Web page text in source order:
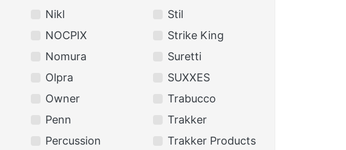
Nikl
NOCPIX
Nomura
Olpra
Owner
Penn
Percussion
Stil
Strike King
Suretti
SUXXES
Trabucco
Trakker
Trakker Products